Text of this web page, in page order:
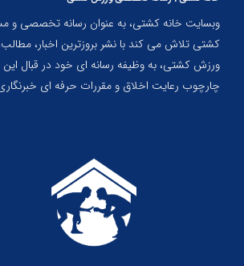
وبسایت خانه کشتی، به عنوان رسانه تخصصی و
کشتی تلاش می کند با نشر بروزترین اخبار،
ورزش کشتی، به وظیفه رسانه ای خود در قبال
چارچوب رعایت اخلاق و مقررات حرفه ای